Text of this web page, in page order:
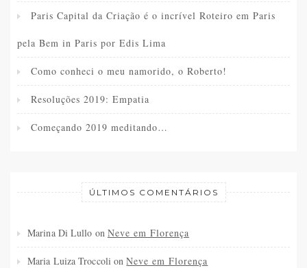
Paris Capital da Criação é o incrível Roteiro em Paris
pela Bem in Paris por Edis Lima
Como conheci o meu namorido, o Roberto!
Resoluções 2019: Empatia
Começando 2019 meditando…
ÚLTIMOS COMENTÁRIOS
Marina Di Lullo on Neve em Florença
Maria Luiza Troccoli onNeve em Florença